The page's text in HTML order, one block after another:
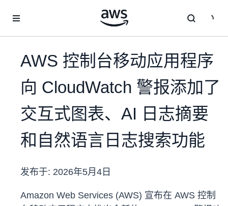
AWS 控制台移动应用程序
向 CloudWatch 警报添加了
交互式图表、AI 日志摘要
和自然语言日志搜索功能
发布于: 2026年5月4日
Amazon Web Services (AWS) 宣布在 AWS 控制